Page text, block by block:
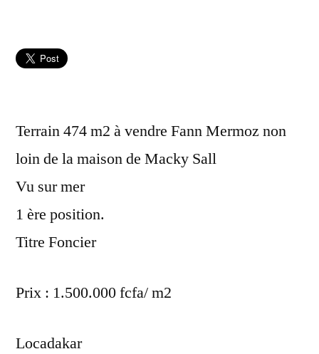
Terrain 474 m2 à vendre Fann Mermoz non
loin de la maison de Macky Sall
Vu sur mer
1 ère position.
Titre Foncier
Prix : 1.500.000 fcfa/ m2
Locadakar